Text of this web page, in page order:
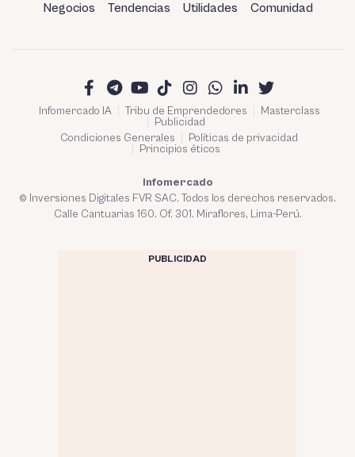
Negocios Tendencias Utilidades Comunidad
Infomercado IA Tribu de Emprendedores
Masterclass
Publicidad
Condiciones Generales
Políticas de privacidad
Principios éticos
Infomercado
© Inversiones Digitales FVR SAC. Todos los derechos reservados.
Calle Cantuarias 160. Of. 301. Miraflores, Lima-Perú.
PUBLICIDAD